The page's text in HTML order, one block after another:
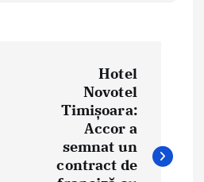
Hotel
Novotel
Timișoara:
Accor a
semnat un
contract de